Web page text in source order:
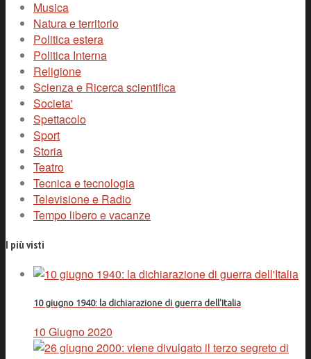
Musica
Natura e territorio
Politica estera
Politica Interna
Religione
Scienza e Ricerca scientifica
Societa'
Spettacolo
Sport
Storia
Teatro
Tecnica e tecnologia
Televisione e Radio
Tempo libero e vacanze
I più visti
10 giugno 1940: la dichiarazione di guerra dell'Italia
10 Giugno 2020